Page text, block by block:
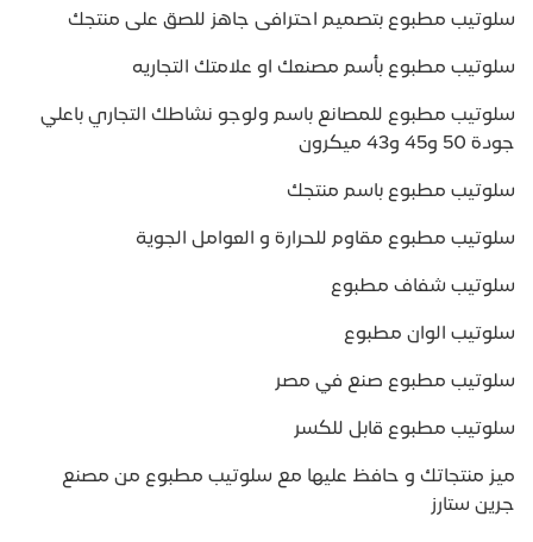
سلوتيب مطبوع بتصميم احترافى جاهز للصق على منتجك
سلوتيب مطبوع بأسم مصنعك او علامتك التجاريه
سلوتيب مطبوع للمصانع باسم ولوجو نشاطك التجاري باعلي
جودة 50 و45 و43 ميكرون
سلوتيب مطبوع باسم منتجك
سلوتيب مطبوع مقاوم للحرارة و العوامل الجوية
سلوتيب شفاف مطبوع
سلوتيب الوان مطبوع
سلوتيب مطبوع صنع في مصر
سلوتيب مطبوع قابل للكسر
ميز منتجاتك و حافظ عليها مع سلوتيب مطبوع من مصنع
جرين ستارز